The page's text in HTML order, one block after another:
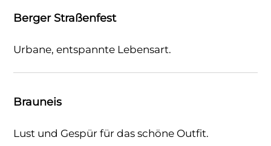
Berger Straßenfest
Urbane, entspannte Lebensart.
Brauneis
Lust und Gespür für das schöne Outfit.